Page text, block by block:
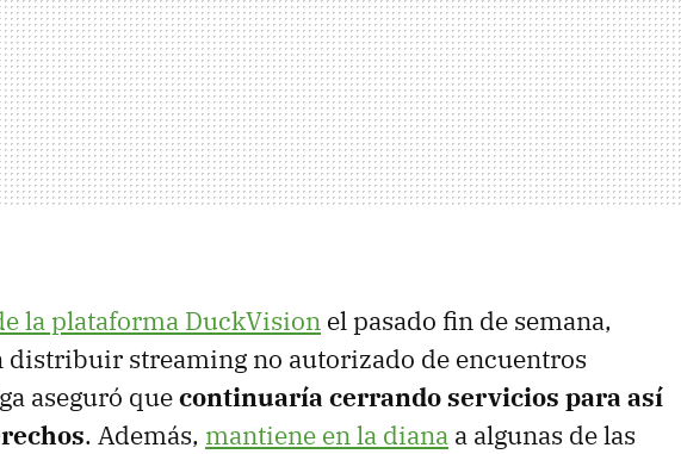
la plataforma DuckVision el pasado fin de semana,
distribuir streaming no autorizado de encuentros
aseguró quecontinuaría cerrando servicios para así
. Además, mantiene en la diana a algunas de las